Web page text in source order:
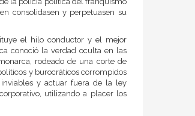
consolidasen y perpetuasen su
el hilo conductor y el mejor
conoció la verdad oculta en las
rodeado de una corte de
y burocráticos corrompidos
inviables y actuar fuera de la ley
utilizando a placer los